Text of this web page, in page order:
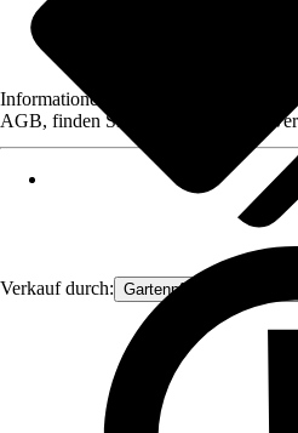
Verkauf durch: Gartenpflanzen
Informationen des Verkäufers, wie z.
AGB, finden Sie bei Klick auf den